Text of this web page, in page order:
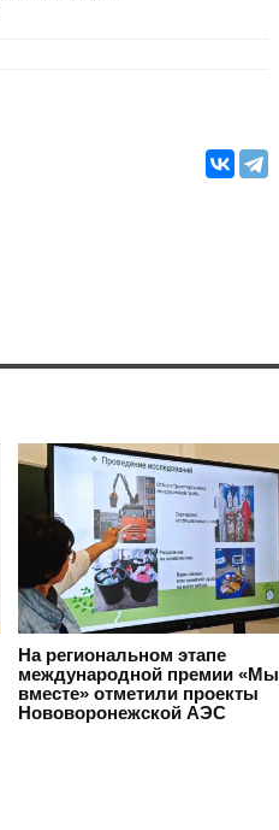
На региональном этапе
международной премии «Мы
вместе» отметили проекты
Нововоронежской АЭС